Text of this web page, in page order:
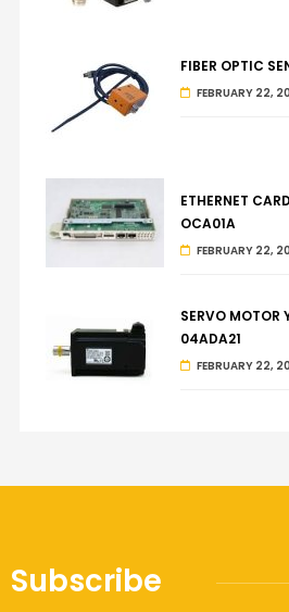
FIBER OPTIC
FEBRUARY 22,
ETHERNET
OCA01A
FEBRUARY 22,
SERVO
04ADA21
FEBRUARY 22,
Subscribe